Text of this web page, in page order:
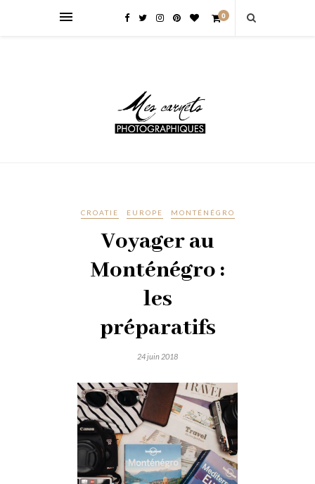
0
CROATIE EUROPE MONTÉNÉGRO
Voyager au
Monténégro :
les
préparatifs
24 juin 2018